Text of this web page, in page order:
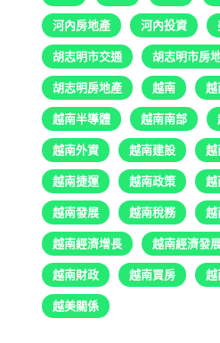
河內房地產 河內投資
胡志明市交通 胡志明市房
胡志明房地產 越南 越
越南半導體 越南南部
越南外資 越南建設 越
越南捷運 越南政策 越
越南發展 越南稅務 越
越南經濟增長 越南經濟發
越南財政 越南買房 越
越美關係